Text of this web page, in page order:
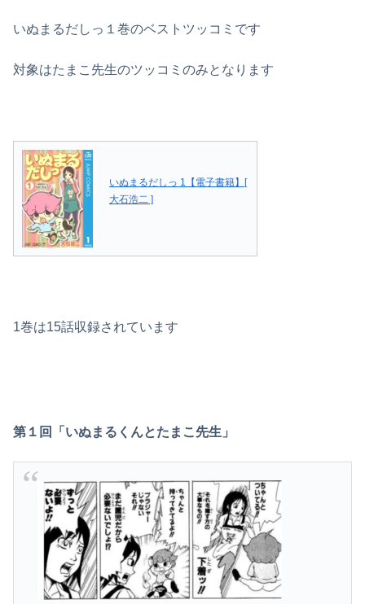
いぬまるだしっ１巻のベストツッコミです
対象はたまこ先生のツッコミのみとなります
いぬまるだしっ 1【電子書籍】[
大石浩二 ]
1巻は15話収録されています
第１回「いぬまるくんとたまこ先生」